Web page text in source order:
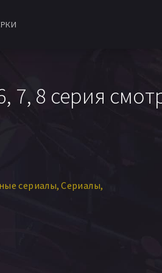
7, 8 серия
сериалы Сериалы